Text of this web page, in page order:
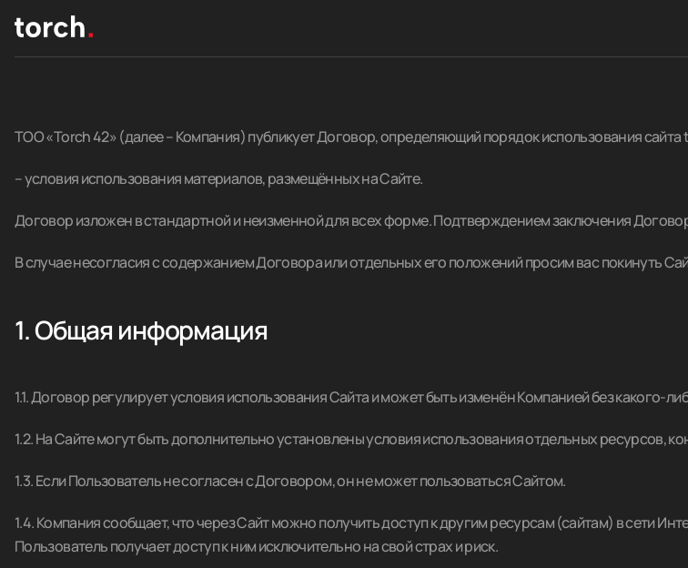
ТОО «Torch 42» (далее – Компания) публикует Договор, определяющий порядок использования
– условия использования материалов, размещённых на Сайте.
Договор изложен в стандартной и неизменной для всех форме. Подтверждением заключения
В случае несогласия с содержанием Договора или отдельных его положений просим вас покинуть
1. Общая информация
1.1. Договор регулирует условия использования Сайта и может быть изменён Компанией без какого-
1.2. На Сайте могут быть дополнительно установлены условия использования отдельных ресурсов,
1.3. Если Пользователь не согласен с Договором, он не может пользоваться Сайтом.
1.4. Компания сообщает, что через Сайт можно получить доступ к другим ресурсам (сайтам) в сети
Пользователь получает доступ к ним исключительно на свой страх и риск.